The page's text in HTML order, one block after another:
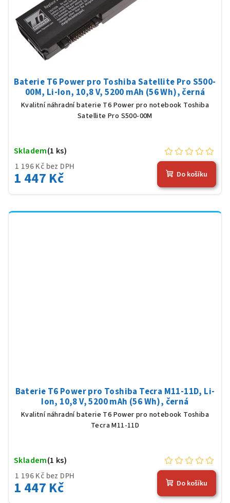
Baterie T6 Power pro Toshiba Satellite Pro S500-
00M, Li-Ion, 10,8 V, 5200 mAh (56 Wh), černá
Kvalitní náhradní baterie T6 Power pro notebook Toshiba
Satellite Pro S500-00M
1 196 Kč bez DPH
1 447 Kč
Skladem(1 ks)
Do košíku
Baterie T6 Power pro Toshiba Tecra M11-11D, Li-
Ion, 10,8 V, 5200 mAh (56 Wh), černá
Kvalitní náhradní baterie T6 Power pro notebook Toshiba
Tecra M11-11D
1 196 Kč bez DPH
1 447 Kč
Skladem(1 ks)
Do košíku